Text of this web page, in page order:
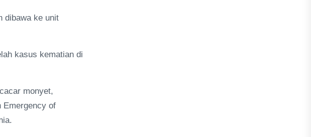
dibawa ke unit
kasus kematian di
monyet,
Emergency of